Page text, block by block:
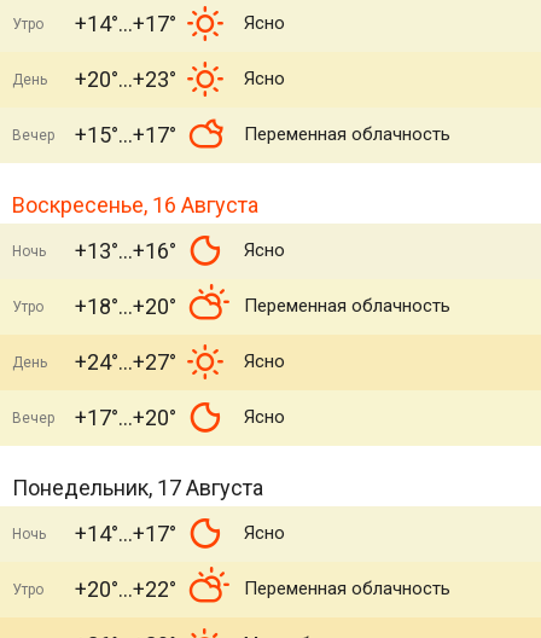
Утро +14° +17° Ясно
День +20° +23° Ясно
Вечер +15° +17° Переменная облачность
Воскресенье, 16 Августа
Ночь +13° +16° Ясно
Утро +18° +20° Переменная облачность
День +24° +27° Ясно
Вечер +17° +20° Ясно
Понедельник, 17 Августа
Ночь +14° +17° Ясно
Утро +20° +22° Переменная облачность